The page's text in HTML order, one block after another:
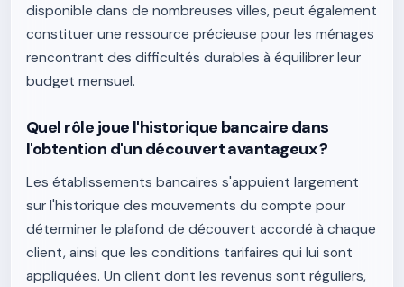
disponible dans de nombreuses villes, peut également
constituer une ressource précieuse pour les ménages
rencontrant des difficultés durables à équilibrer leur
budget mensuel.
Quel rôle joue l'historique bancaire dans
l'obtention d'un découvert avantageux ?
Les établissements bancaires s'appuient largement
sur l'historique des mouvements du compte pour
déterminer le plafond de découvert accordé à chaque
client, ainsi que les conditions tarifaires qui lui sont
appliquées. Un client dont les revenus sont réguliers,